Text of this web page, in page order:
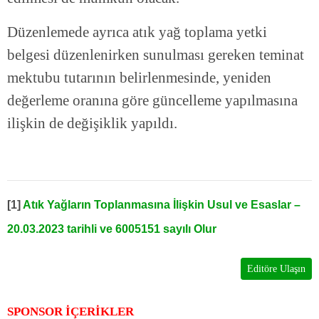
Düzenlemede ayrıca atık yağ toplama yetki
belgesi düzenlenirken sunulması gereken teminat
mektubu tutarının belirlenmesinde, yeniden
değerleme oranına göre güncelleme yapılmasına
ilişkin de değişiklik yapıldı.
[1] Atık Yağların Toplanmasına İlişkin Usul ve Esaslar –
20.03.2023 tarihli ve 6005151 sayılı Olur
Editöre Ulaşın
SPONSOR İÇERİKLER